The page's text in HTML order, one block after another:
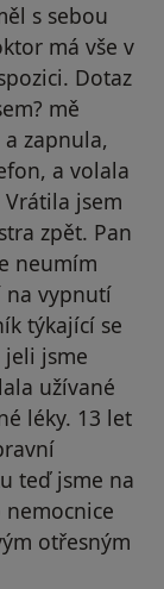
s sebou
má vše v
Dotaz
mě
zapnula,
a volala
jsem
zpět. Pan
neumím
na vypnutí
týkající se
jeli jsme
užívané
léky. 13 let
teď jsme na
otřesným